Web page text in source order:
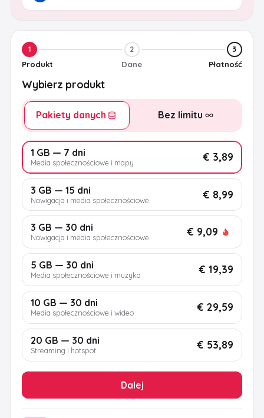
1
Produkt
2
Dane
3
Płatność
Wybierz produkt
Pakiety danych Bez limitu
1 GB — 7 dni
Media społecznościowe i mapy € 3,89
3 GB — 15 dni
Nawigacja i media społecznościowe € 8,99
3 GB — 30 dni
Nawigacja i media społecznościowe € 9,09
5 GB — 30 dni
Media społecznościowe i muzyka € 19,39
10 GB — 30 dni
Media społecznościowe i wideo € 29,59
20 GB — 30 dni
Streaming i hotspot € 53,89
Dalej